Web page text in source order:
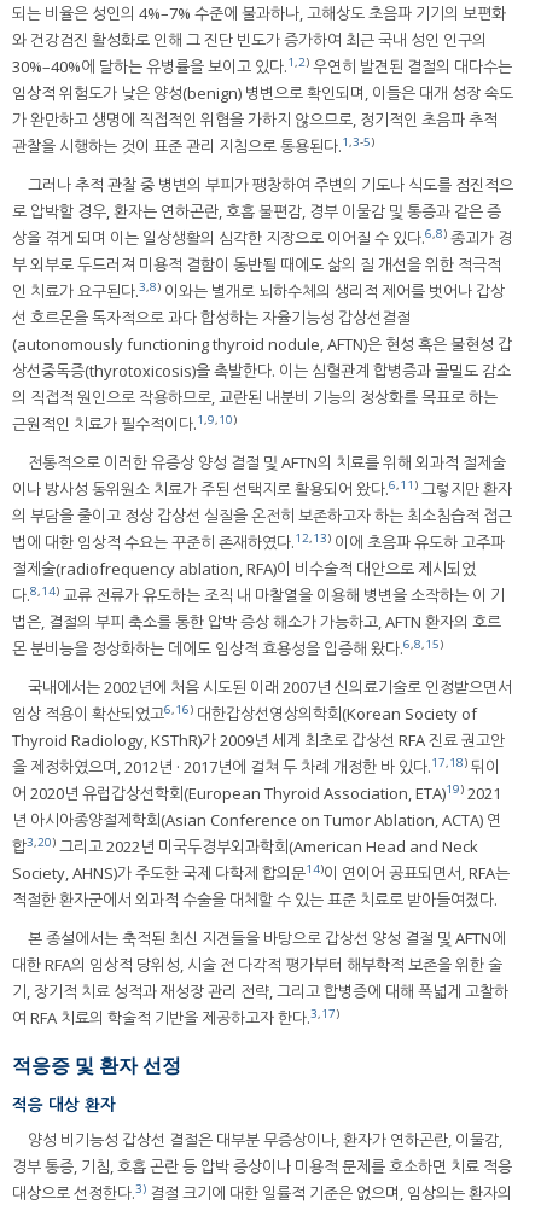
되는 비율은 성인의 4%–7% 수준에 불과하나, 고해상도 초음파 기기의 보편화
와 건강검진 활성화로 인해 그 진단 빈도가 증가하여 최근 국내 성인 인구의
30%–40%에 달하는 유병률을 보이고 있다.1,2) 우연히 발견된 결절의 대다수는
임상적 위험도가 낮은 양성(benign) 병변으로 확인되며, 이들은 대개 성장 속도
가 완만하고 생명에 직접적인 위협을 가하지 않으므로, 정기적인 초음파 추적
관찰을 시행하는 것이 표준 관리 지침으로 통용된다.1,3-5)
그러나 추적 관찰 중 병변의 부피가 팽창하여 주변의 기도나 식도를 점진적으
로 압박할 경우, 환자는 연하곤란, 호흡 불편감, 경부 이물감 및 통증과 같은 증
상을 겪게 되며 이는 일상생활의 심각한 지장으로 이어질 수 있다.6,8) 종괴가 경
부 외부로 두드러져 미용적 결함이 동반될 때에도 삶의 질 개선을 위한 적극적
인 치료가 요구된다.3,8) 이와는 별개로 뇌하수체의 생리적 제어를 벗어나 갑상
선 호르몬을 독자적으로 과다 합성하는 자율기능성 갑상선결절
(autonomously functioning thyroid nodule, AFTN)은 현성 혹은 불현성 갑
상선중독증(thyrotoxicosis)을 촉발한다. 이는 심혈관계 합병증과 골밀도 감소
의 직접적 원인으로 작용하므로, 교란된 내분비 기능의 정상화를 목표로 하는
근원적인 치료가 필수적이다.1,9,10)
전통적으로 이러한 유증상 양성 결절 및 AFTN의 치료를 위해 외과적 절제술
이나 방사성 동위원소 치료가 주된 선택지로 활용되어 왔다.6,11 ) 그렇지만 환자
의 부담을 줄이고 정상 갑상선 실질을 온전히 보존하고자 하는 최소침습적 접근
법에 대한 임상적 수요는 꾸준히 존재하였다.12,13) 이에 초음파 유도하 고주파
절제술(radiofrequency ablation, RFA)이 비수술적 대안으로 제시되었
다.8,14) 교류 전류가 유도하는 조직 내 마찰열을 이용해 병변을 소작하는 이 기
법은, 결절의 부피 축소를 통한 압박 증상 해소가 가능하고, AFTN 환자의 호르
몬 분비능을 정상화하는 데에도 임상적 효용성을 입증해 왔다.6,8,15)
국내에서는 2002년에 처음 시도된 이래 2007년 신의료기술로 인정받으면서
임상 적용이 확산되었고6,16) 대한갑상선영상의학회(Korean Society of
Thyroid Radiology, KSThR)가 2009년 세계 최초로 갑상선 RFA 진료 권고안
을 제정하였으며, 2012년 · 2017년에 걸쳐 두 차례 개정한 바 있다.17,18) 뒤이
어 2020년 유럽갑상선학회(European Thyroid Association, ETA)19) 2021
년 아시아종양절제학회(Asian Conference on Tumor Ablation, ACTA) 연
합3,20) 그리고 2022년 미국두경부외과학회(American Head and Neck
Society, AHNS)가 주도한 국제 다학제 합의문14)이 연이어 공표되면서, RFA는
적절한 환자군에서 외과적 수술을 대체할 수 있는 표준 치료로 받아들여졌다.
본 종설에서는 축적된 최신 지견들을 바탕으로 갑상선 양성 결절 및 AFTN에
대한 RFA의 임상적 당위성, 시술 전 다각적 평가부터 해부학적 보존을 위한 술
기, 장기적 치료 성적과 재성장 관리 전략, 그리고 합병증에 대해 폭넓게 고찰하
여 RFA 치료의 학술적 기반을 제공하고자 한다.3,17)
적응증 및 환자 선정
적응 대상 환자
양성 비기능성 갑상선 결절은 대부분 무증상이나, 환자가 연하곤란, 이물감,
경부 통증, 기침, 호흡 곤란 등 압박 증상이나 미용적 문제를 호소하면 치료 적응
대상으로 선정한다.3) 결절 크기에 대한 일률적 기준은 없으며, 임상의는 환자의